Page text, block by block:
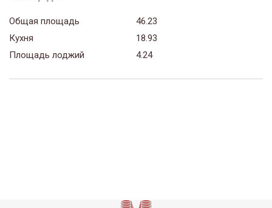
Общая площадь
46.23
Кухня
18.93
Площадь лоджий
4.24